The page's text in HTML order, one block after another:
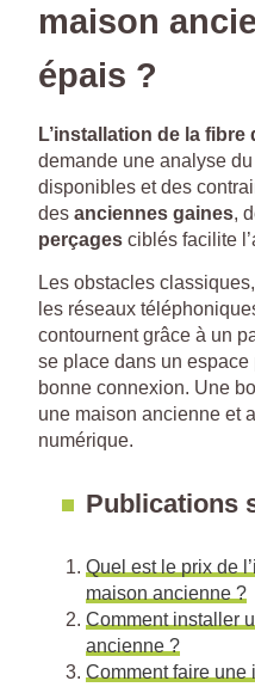
maison
épais ?
L’installation de la
demande une analyse
disponibles et des
des anciennes gaines,
perçages ciblés facilite
Les obstacles
les réseaux
contournent grâce à un
se place dans un
bonne connexion. Une
une maison ancienne et
numérique.
Publications
Quel est le prix de
maison ancienne ?
Comment installer
ancienne ?
Comment faire une